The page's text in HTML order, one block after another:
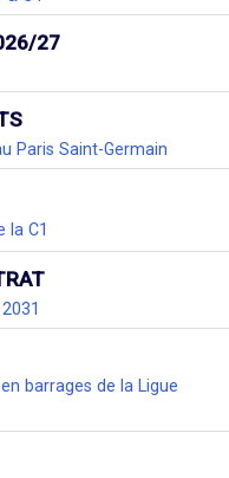
27
Paris Saint-Germain
la C1
barrages de la Ligue